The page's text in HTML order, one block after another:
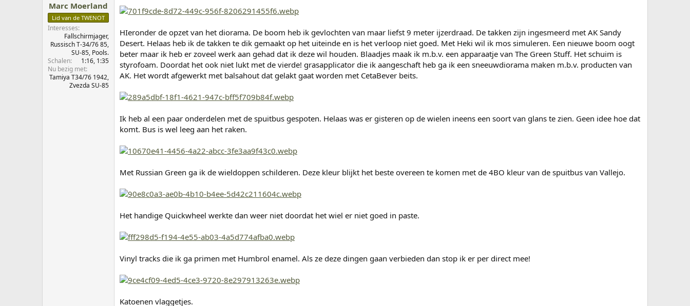
p
s
t
a
r
t
e
r
e
Marc Moerland
Lid van de TWENOT
Interesses
Fallschirmjager,
Russisch T-34/76 85,
SU-85, Pools.
Schalen
1:16 1:35
Nu bezig met
Tamiya T34/76 1942,
Zvezda SU-85
HIeronder de opzet van het diorama. De boom heb ik gevlochten van maar liefst 9 meter ijzerdraad. De takken zijn ingesmeerd met AK Sandy
Desert. Helaas heb ik de takken te dik gemaakt op het uiteinde en is het verloop niet goed. Met Heki wil ik mos simuleren. Een nieuwe boom oogt
beter maar ik heb er zoveel werk aan gehad dat ik deze wil houden. Blaadjes maak ik m.b.v. een apparaatje van The Green Stuff. Het schuim is
styrofoam. Doordat het ook niet lukt met de vierde! grasapplicator die ik aangeschaft heb ga ik een sneeuwdiorama maken m.b.v. producten van
AK. Het wordt afgewerkt met balsahout dat gelakt gaat worden met CetaBever beits.
Ik heb al een paar onderdelen met de spuitbus gespoten. Helaas was er gisteren op de wielen ineens een soort van glans te zien. Geen idee hoe dat
komt. Bus is wel leeg aan het raken.
Met Russian Green ga ik de wieldoppen schilderen. Deze kleur blijkt het beste overeen te komen met de 4BO kleur van de spuitbus van Vallejo.
Het handige Quickwheel werkte dan weer niet doordat het wiel er niet goed in paste.
Vinyl tracks die ik ga primen met Humbrol enamel. Als ze deze dingen gaan verbieden dan stop ik er per direct mee!
Katoenen vlaggetjes.